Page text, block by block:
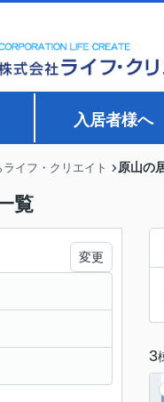
入居者様へ
イフ・クリエイト 原山の
覧
3
変更